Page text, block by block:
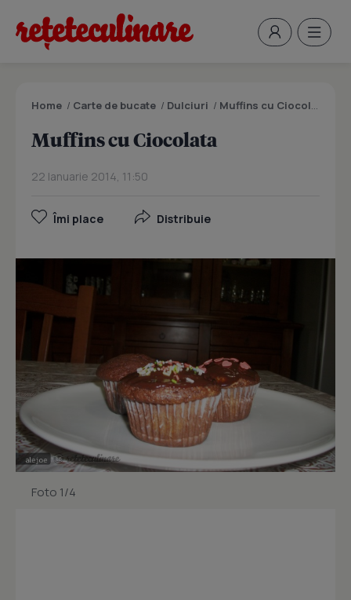
Home / Carte de bucate / Dulciuri / Muffins cu Ciocolata
Muffins cu Ciocolata
22 Ianuarie 2014, 11:50
Îmi place Distribuie
Foto 1/4